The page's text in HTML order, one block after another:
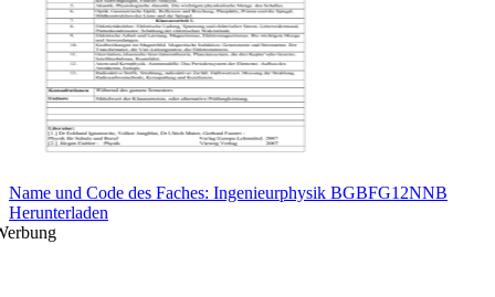
Name und Code des Faches: Ingenieurphysik BGBFG12NNB
Herunterladen